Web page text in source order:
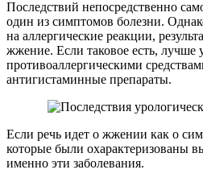
Последствий непосредственно
один из симптомов болезни.
на аллергические реакции,
жжение. Если таковое есть, лучше
противоаллергическими
антигистаминные препараты.
Если речь идет о жжении как о
которые были охарактеризованы
именно эти заболевания.